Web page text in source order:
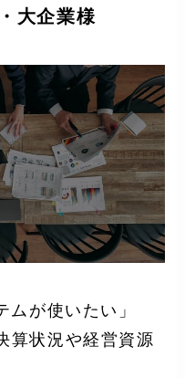
大企業様
ムが使いたい」
算状況や経営資源